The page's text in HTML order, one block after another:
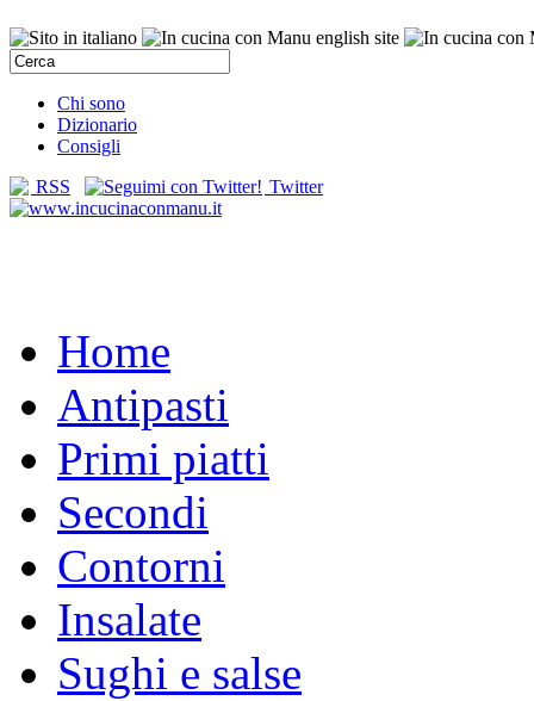
Chi sono
Dizionario
Consigli
RSS
Twitter
Home
Antipasti
Primi piatti
Secondi
Contorni
Insalate
Sughi e salse